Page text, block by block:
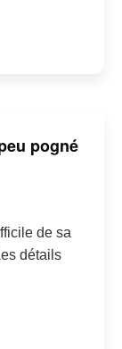
pogné
de sa
détails